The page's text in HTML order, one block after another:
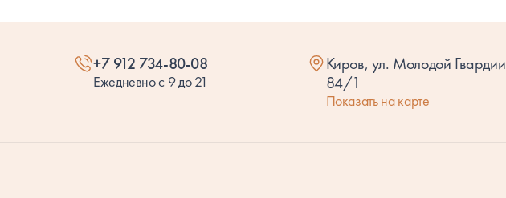
+7 912 734-80-08
Ежедневно с 9 до 21
Киров, ул. Молодой Гвардии
84/1
Показать на карте